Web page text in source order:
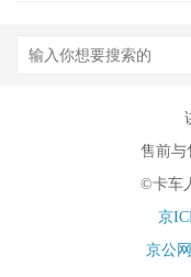
售前与
©卡车
京
京公